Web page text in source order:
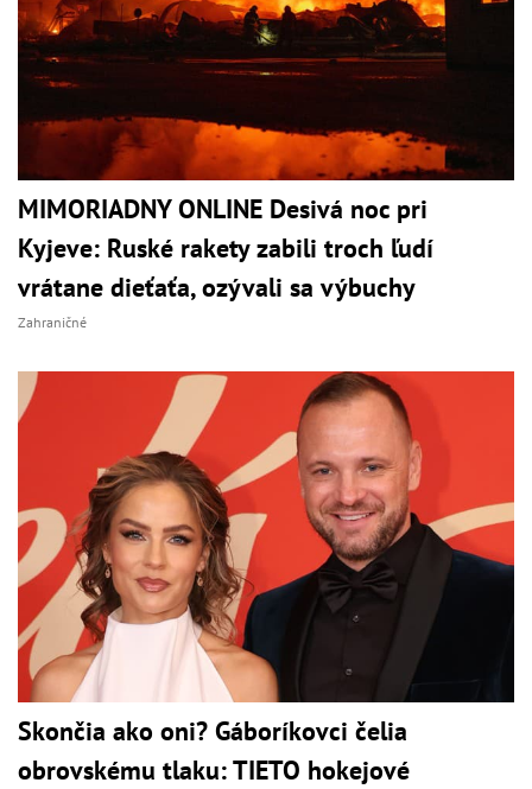
MIMORIADNY ONLINE Desivá noc pri
Kyjeve: Ruské rakety zabili troch ľudí
vrátane dieťaťa, ozývali sa výbuchy
Zahraničné
Skončia ako oni? Gáboríkovci čelia
obrovskému tlaku: TIETO hokejové